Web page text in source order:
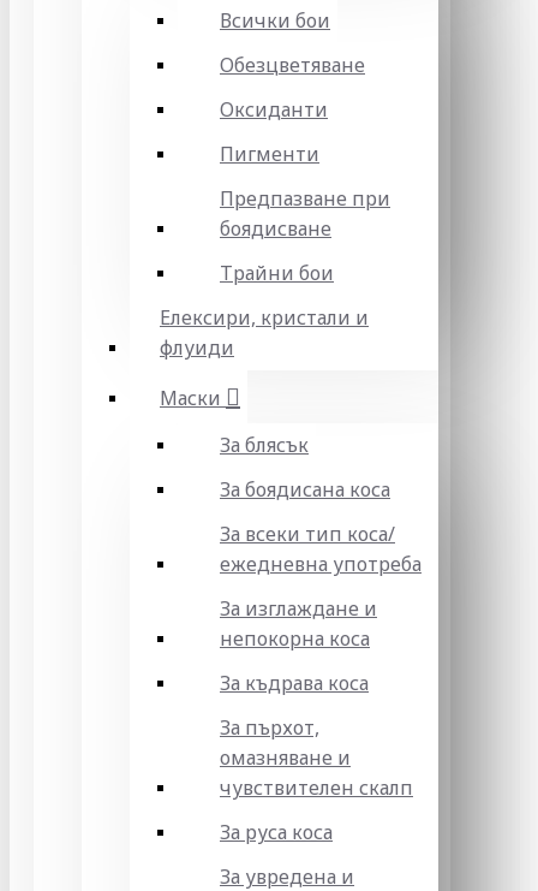
Всички бои
Обезцветяване
Оксиданти
Пигменти
Предпазване при
боядисване
Трайни бои
Елексири, кристали и
флуиди
Маски
За блясък
За боядисана коса
За всеки тип коса/
ежедневна употреба
За изглаждане и
непокорна коса
За къдрава коса
За пърхот,
омазняване и
чувствителен скалп
За руса коса
За увредена и